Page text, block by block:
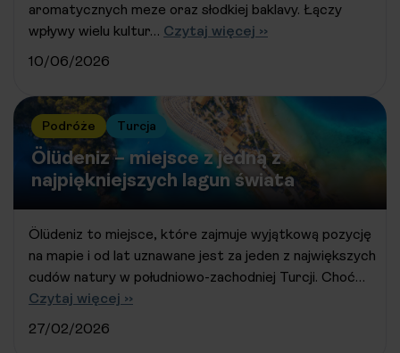
aromatycznych meze oraz słodkiej baklavy. Łączy
wpływy wielu kultur… Czytaj więcej ››
10/06/2026
Podróże Turcja
Ölüdeniz – miejsce z jedną z
najpiękniejszych lagun świata
Ölüdeniz to miejsce, które zajmuje wyjątkową pozycję
na mapie i od lat uznawane jest za jeden z największych
cudów natury w południowo-zachodniej Turcji. Choć…
Czytaj więcej ››
27/02/2026